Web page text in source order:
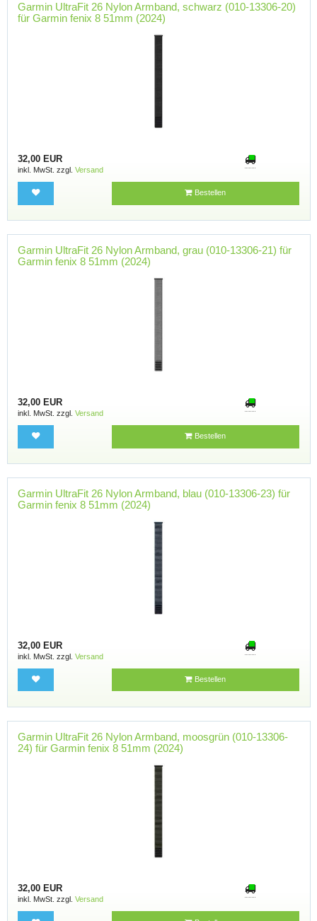
Garmin UltraFit 26 Nylon Armband, schwarz (010-13306-20)
für Garmin fenix 8 51mm (2024)
32,00 EUR
inkl. MwSt. zzgl. Versand
Bestellen
Garmin UltraFit 26 Nylon Armband, grau (010-13306-21) für
Garmin fenix 8 51mm (2024)
32,00 EUR
inkl. MwSt. zzgl. Versand
Bestellen
Garmin UltraFit 26 Nylon Armband, blau (010-13306-23) für
Garmin fenix 8 51mm (2024)
32,00 EUR
inkl. MwSt. zzgl. Versand
Bestellen
Garmin UltraFit 26 Nylon Armband, moosgrün (010-13306-
24) für Garmin fenix 8 51mm (2024)
32,00 EUR
inkl. MwSt. zzgl. Versand